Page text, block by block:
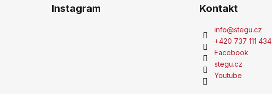
Instagram Kontakt
info@stegu.cz
+420 737 111 434
Facebook
stegu.cz
Youtube